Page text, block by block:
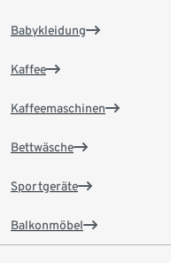
Babykleidung
Kaffee
Kaffeemaschinen
Bettwäsche
Sportgeräte
Balkonmöbel